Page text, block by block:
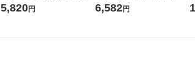
ガジャンボ 2300g 1セット
5,820円
ーの香り 柔軟剤 詰め替え 超
6,582円